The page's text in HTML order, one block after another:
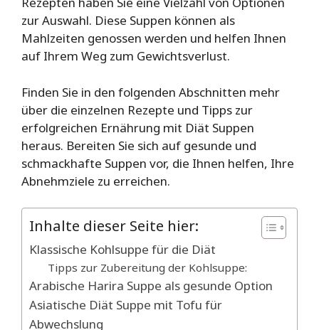
zur Auswahl. Diese Suppen können als
Mahlzeiten genossen werden und helfen Ihnen
auf Ihrem Weg zum Gewichtsverlust.
Finden Sie in den folgenden Abschnitten mehr
über die einzelnen Rezepte und Tipps zur
erfolgreichen Ernährung mit Diät Suppen
heraus. Bereiten Sie sich auf gesunde und
schmackhafte Suppen vor, die Ihnen helfen, Ihre
Abnehmziele zu erreichen.
Inhalte dieser Seite hier:
Klassische Kohlsuppe für die Diät
Tipps zur Zubereitung der Kohlsuppe:
Arabische Harira Suppe als gesunde Option
Asiatische Diät Suppe mit Tofu für
Abwechslung